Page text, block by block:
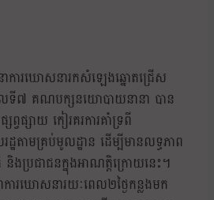
ការឃោសនារកសំឡេងឆ្នោតជ្រើស
លទី៧ គណបក្សនយោបាយនានា បាន
វផ្សាយ កៀរគរការគាំទ្រពី
តាមគ្រប់មូលដ្ឋាន ដើម្បីមានលទ្ធភាព
ងប្រជាជនក្នុងអាណត្តិក្រោយនេះ។
ការឃោសនារយៈពេល២ថ្ងៃកន្លងមក